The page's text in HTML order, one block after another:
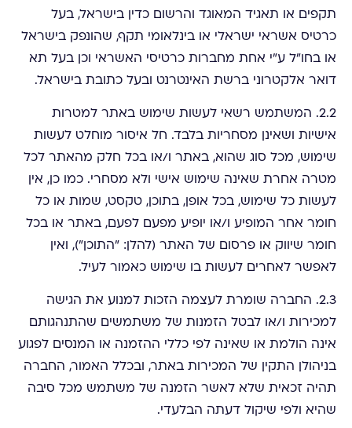
תקפים או תאגיד המאוגד והרשום כדין בישראל, בעל
כרטיס אשראי ישראלי או בינלאומי תקף, שהונפק בישראל
או בחו"ל ע"י אחת מחברות כרטיסי האשראי וכן בעל תא
דואר אלקטרוני ברשת האינטרנט ובעל כתובת בישראל.
2.2. המשתמש רשאי לעשות שימוש באתר למטרות
אישיות ושאינן מסחריות בלבד. חל איסור מוחלט לעשות
שימוש, מכל סוג שהוא, באתר ו/או בכל חלק מהאתר לכל
מטרה אחרת שאינה שימוש אישי ולא מסחרי. כמו כן, אין
לעשות כל שימוש, בכל אופן, בתוכן, טקסט, שמות או כל
חומר אחר המופיע ו/או יופיע מפעם לפעם, באתר או בכל
חומר שיווק או פרסום של האתר (להלן: "התוכן"), ואין
לאפשר לאחרים לעשות בו שימוש כאמור לעיל.
2.3. החברה שומרת לעצמה הזכות למנוע את הגישה
למכירות ו/או לבטל הזמנות של משתמשים שהתנהגותם
אינה הולמת או שאינה לפי כללי ההזמנה או המנסים לפגוע
בניהולן התקין של המכירות באתר, ובכלל האמור, החברה
תהיה זכאית שלא לאשר הזמנה של משתמש מכל סיבה
שהיא ולפי שיקול דעתה הבלעדי.